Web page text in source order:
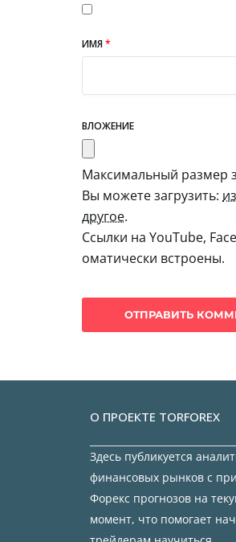
ИМЯ*
ВЛОЖЕНИЕ
Максимальный размер
Вы можете загрузить:
другое.
Ссылки на YouTube,
оматически встроены.
О ПРОЕКТЕ TORFOREX
Здесь публикуется
финансовых рынков с
Форекс прогнозов на
момент, что помогает